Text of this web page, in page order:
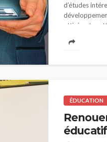
d’études
attiré notre
ÉDUCATION
éducatif